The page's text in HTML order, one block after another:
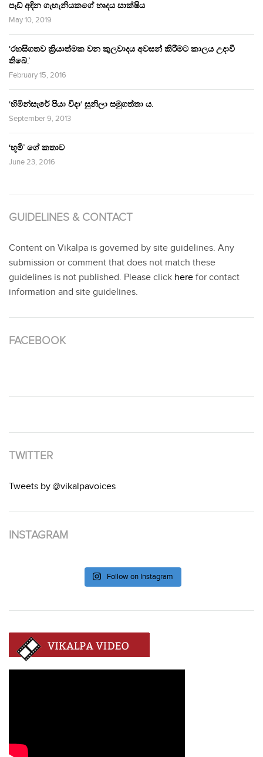
පෑඩ් අඳින ගැහැනියකගේ හෘදය සාක්ෂිය
May 10, 2019
‘රහසිගතව ක්‍රියාත්මක වන කුලවාදය අවසන් කිරීමට කාලය උදාවී
තිබේ.’
February 15, 2016
‘හිමින්සැරේ පියා විදා‘ සුනිලා සමුගත්තා ය.
September 9, 2013
‘භූමි’ ගේ කතාව
June 23, 2016
GUIDELINES & CONTACT
Content on Vikalpa is governed by site guidelines. Any
submission or comment that does not match these
guidelines is not published. Please click here for contact
information and site guidelines.
FACEBOOK
TWITTER
Tweets by @vikalpavoices
INSTAGRAM
Follow on Instagram